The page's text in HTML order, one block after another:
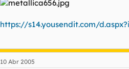
https://s14.yousendit.com/
10 Abr 2005